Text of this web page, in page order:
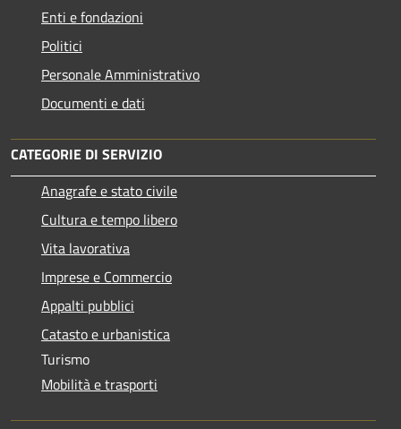
Enti e fondazioni
Politici
Personale Amministrativo
Documenti e dati
CATEGORIE DI SERVIZIO
Anagrafe e stato civile
Cultura e tempo libero
Vita lavorativa
Imprese e Commercio
Appalti pubblici
Catasto e urbanistica
Turismo
Mobilità e trasporti